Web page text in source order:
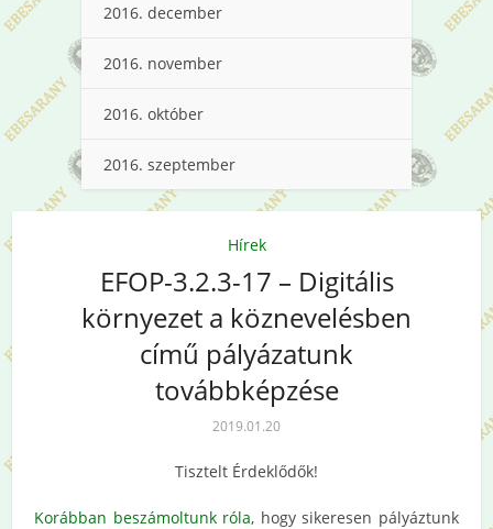
2016. december
2016. november
2016. október
2016. szeptember
Hírek
EFOP-3.2.3-17 – Digitális
környezet a köznevelésben
című pályázatunk
továbbképzése
2019.01.20
Tisztelt Érdeklődők!
Korábban beszámoltunk róla, hogy sikeresen pályáztunk